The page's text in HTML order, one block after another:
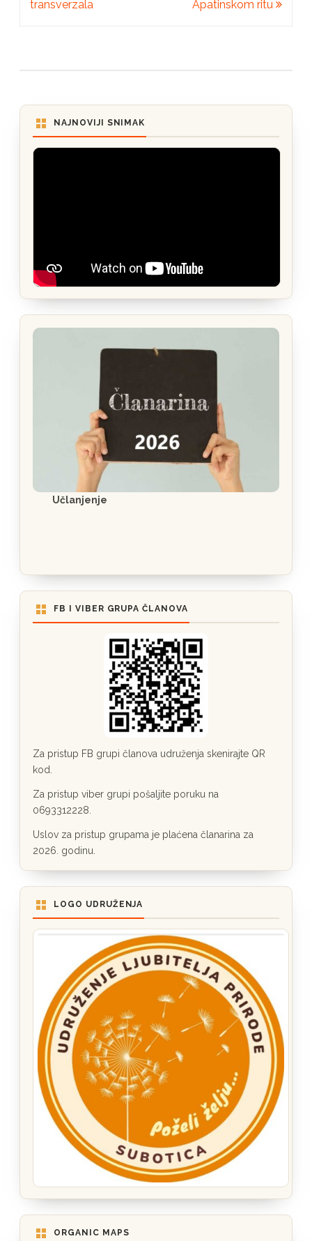
transverzala Apatinskom ritu
NAJNOVIJI SNIMAK
Učlanjenje
FB I VIBER GRUPA ČLANOVA
Za pristup FB grupi članova udruženja skenirajte QR
kod.
Za pristup viber grupi pošaljite poruku na
0693312228.
Uslov za pristup grupama je plaćena članarina za
2026. godinu.
LOGO UDRUŽENJA
ORGANIC MAPS